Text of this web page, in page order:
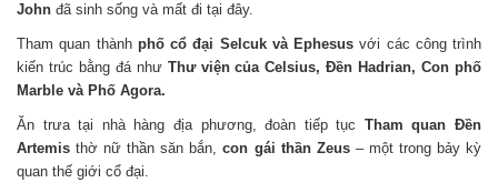
John đã sinh sống và mất đi tại đây.
Tham quan thành phố cổ đại Selcuk và Ephesus với các công trình
kiến trúc bằng đá như Thư viện của Celsius, Đền Hadrian, Con phố
Marble và Phố Agora.
Ăn trưa tại nhà hàng địa phương, đoàn tiếp tục Tham quan Đền
Artemis thờ nữ thần săn bắn,con gái thần Zeus– một trong bảy kỳ
quan thế giới cổ đại.